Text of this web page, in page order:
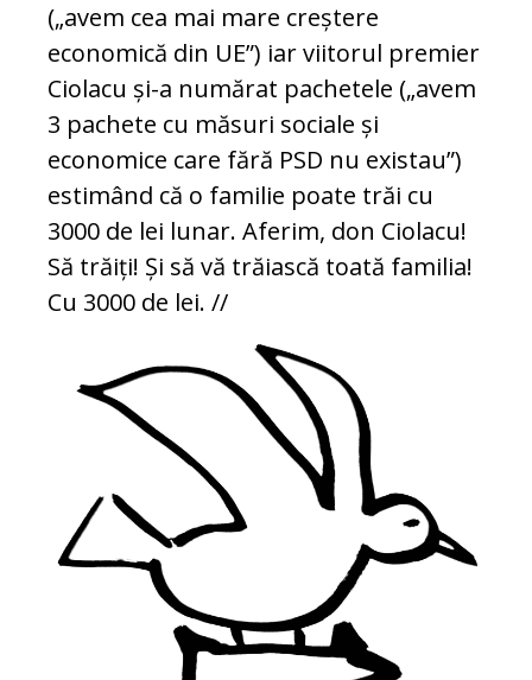
(„avem cea mai mare creștere
economică din UE”) iar viitorul premier
Ciolacu și-a numărat pachetele („avem
3 pachete cu măsuri sociale și
economice care fără PSD nu existau”)
estimând că o familie poate trăi cu
3000 de lei lunar. Aferim, don Ciolacu!
Să trăiți! Și să vă trăiască toată familia!
Cu 3000 de lei. //